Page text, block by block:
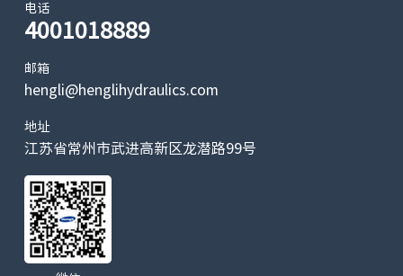
电话
4001018889
邮箱
hengli@henglihydraulics.com
地址
江苏省常州市武进高新区龙潜路99号